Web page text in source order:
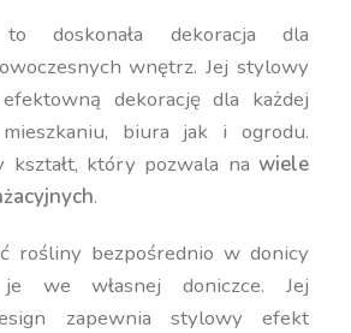
to doskonała dekoracja dla
wnętrz. Jej stylowy
dekorację dla każdej
biura jak i ogrodu.
kształt, który pozwala na wiele
.
rośliny bezpośrednio w donicy
we własnej doniczce. Jej
zapewnia stylowy efekt